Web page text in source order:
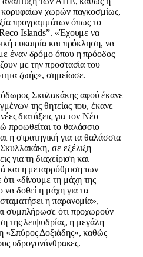
κορυφαίων χωρών παγκοσμίως,
προγραμμάτων όπως το
Islands”. «Έχουμε να
ευκαιρία και πρόκληση, να
έναν δρόμο όπου η πρόοδος
με την προστασία του
ζωής», σημείωσε.
Σκυλακάκης αφού έκανε
της θητείας του, έκανε
διατάξεις για τον Νέο
προωθείται το θαλάσσιο
η στρατηγική για τα θαλάσσια
σε εξέλιξη
για τη διαχείριση και
και η μεταρρύθμιση των
«δίνουμε τη μάχη της
δοθεί η μάχη για τα
η παρανομία»,
συμπλήρωσε ότι προχωρούν
της λειψυδρίας, η μεγάλη
«Σπύρος Δοξιάδης», καθώς
υδρογονάνθρακες.